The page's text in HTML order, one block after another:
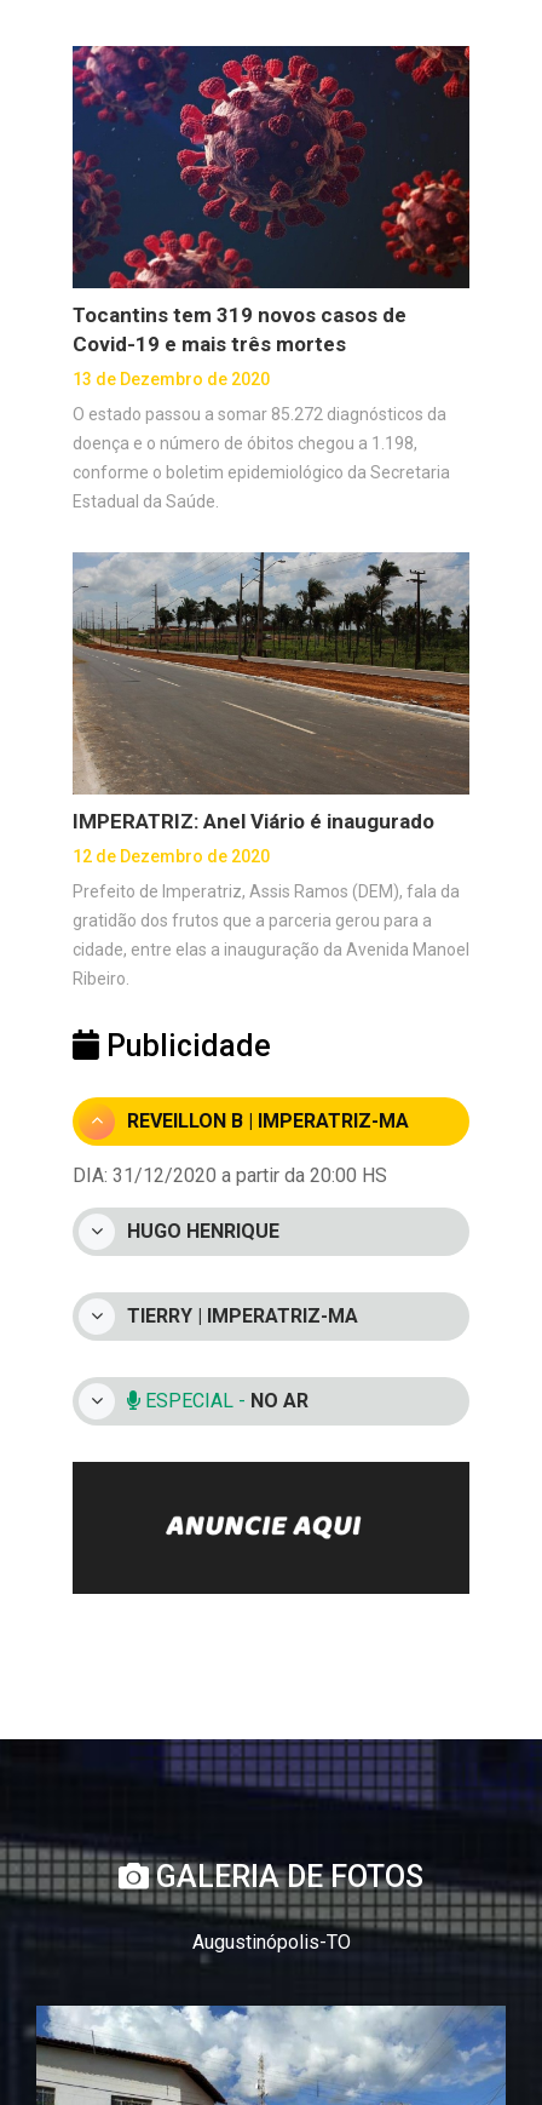
Tocantins tem 319 novos casos de
Covid-19 e mais três mortes
13 de Dezembro de 2020
O estado passou a somar 85.272 diagnósticos da
doença e o número de óbitos chegou a 1.198,
conforme o boletim epidemiológico da Secretaria
Estadual da Saúde.
IMPERATRIZ: Anel Viário é inaugurado
12 de Dezembro de 2020
Prefeito de Imperatriz, Assis Ramos (DEM), fala da
gratidão dos frutos que a parceria gerou para a
cidade, entre elas a inauguração da Avenida Manoel
Ribeiro.
Publicidade
REVEILLON B | IMPERATRIZ-MA
DIA: 31/12/2020 a partir da 20:00 HS
HUGO HENRIQUE
TIERRY | IMPERATRIZ-MA
ESPECIAL - NO AR
GALERIA DE FOTOS
Augustinópolis-TO